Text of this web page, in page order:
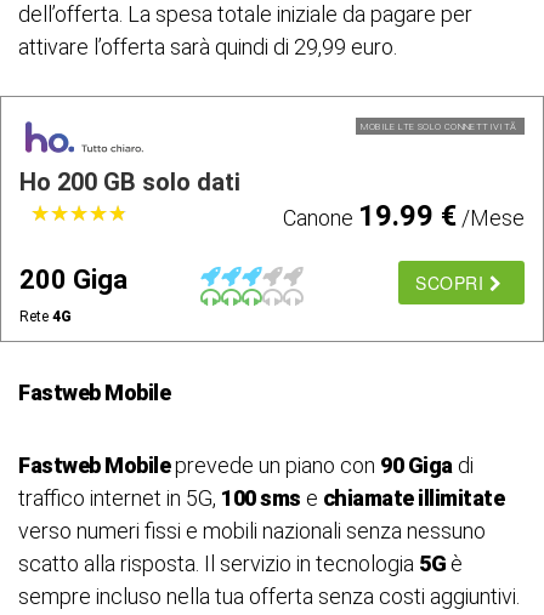
dell’offerta. La spesa totale iniziale da pagare per
attivare l’offerta sarà quindi di 29,99 euro.
MOBILE LTE SOLO CONNETTIVITÃ
Ho 200 GB solo dati
★★★★★
★★★★★ Canone 19.99 €/Mese
200 Giga
Rete 4G
SCOPRI
Fastweb Mobile
Fastweb Mobileprevede un piano con 90 Giga di
traffico internet in 5G, 100 sms e chiamate illimitate
verso numeri fissi e mobili nazionali senza nessuno
scatto alla risposta. Il servizio in tecnologia 5G è
sempre incluso nella tua offerta senza costi aggiuntivi.